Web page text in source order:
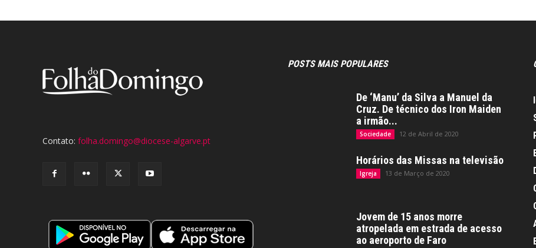
Contato: folha.domingo@diocese-algarve.pt
POSTS MAIS POPULARES
De ‘Manu’ da Silva a Manuel da
Cruz. De técnico dos Iron Maiden
a irmão...
Sociedade 12 de Abril de 2020
Horários das Missas na televisão
Igreja 13 de Março de 2020
Jovem de 15 anos morre
atropelada em estrada de acesso
ao aeroporto de Faro